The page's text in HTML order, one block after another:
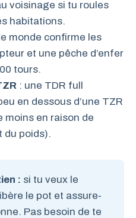
voisinage si tu roules
habitations.
monde confirme les
et une pêche d’enfer
tours.
: une TDR full
en dessous d’une TZR
moins en raison de
du poids).
: si tu veux le
le pot et assure-
Pas besoin de te